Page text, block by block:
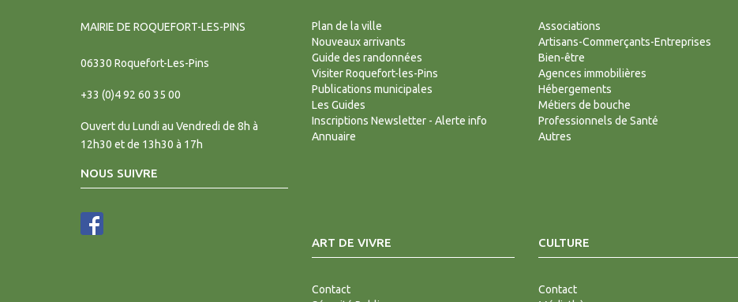
MAIRIE DE ROQUEFORT-LES-PINS
06330 Roquefort-Les-Pins
+33 (0)4 92 60 35 00
Ouvert du Lundi au Vendredi de 8h à
12h30 et de 13h30 à 17h
NOUS SUIVRE
Plan de la ville
Nouveaux arrivants
Guide des randonnées
Visiter Roquefort-les-Pins
Publications municipales
Les Guides
Inscriptions Newsletter - Alerte info
Annuaire
Associations
Artisans-Commerçants-Entreprises
Bien-être
Agences immobilières
Hébergements
Métiers de bouche
Professionnels de Santé
Autres
ART DE VIVRE
Contact
CULTURE
Contact